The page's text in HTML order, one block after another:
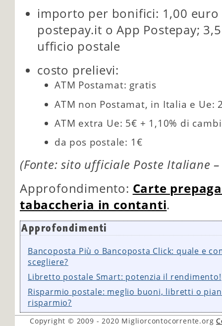
importo per bonifici: 1,00 euro
postepay.it o App Postepay;
ufficio postale
costo prelievi:
ATM Postamat: gratis
ATM non Postamat, in Italia e Ue:
ATM extra Ue: 5€ + 1,10% di
da pos postale: 1€
(Fonte: sito ufficiale Poste Italiane
Approfondimento: Carte
tabaccheria in contanti.
Approfondimenti
Bancoposta Più o Bancoposta Click: quale e
scegliere?
Libretto postale Smart: potenzia il rendimento!
Risparmio postale: meglio buoni, libretti o
risparmio?
Copyright © 2009 - 2020 Migliorcontocorrente.org